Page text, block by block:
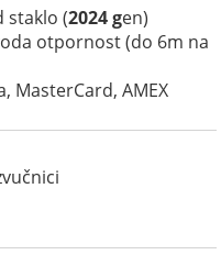
staklo (2024 gen)
otpornost (do 6m na
MasterCard, AMEX